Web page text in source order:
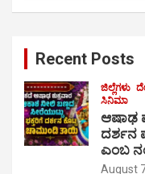
Recent Posts
ಜಿಲ್ಲೆಗಳು
ಸಿನಿಮಾ
ಆಷಾಢ
ದರ್ಶನ
ಎಂಬ
August